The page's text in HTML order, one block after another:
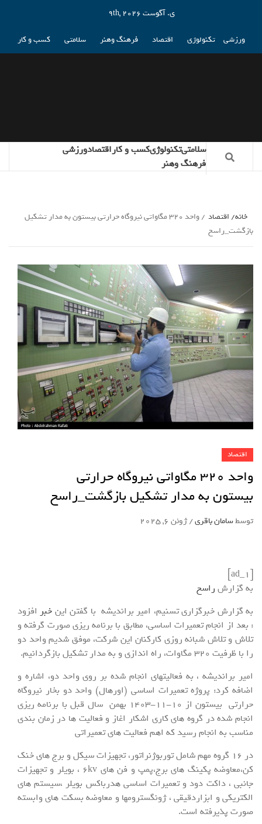
ی. آگوست 9th, 2026
ورزشی تکنولوژی اقتصاد فرهنگ وهنر سلامتی کسب و کار
سلامتیتکنولوژیکسب و کاراقتصادورزشی
فرهنگ وهنر
خانه اقتصاد
واحد 320 مگاواتی نیروگاه حرارتی بیستون به مدار تشکیل
بازگشت_راسخ
اقتصاد
واحد 320 مگاواتی نیروگاه حرارتی
بیستون به مدار تشکیل بازگشت_راسخ
توسطسامان باقری/ژوئن 6, 2025
[ad_1]
به گزارش راسخ
به گزارش خبرگزاری تسنیم، امیر براندیشه با گفتن این خبر افزود
: بعد از انجام تعمیرات اساسی، مطابق با برنامه ریزی صورت گرفته و
تلاش و تلاش شبانه روزی کارکنان این شرکت، موفق شدیم واحد دو
را با ظرفیت 320 مگاوات، راه اندازی و به مدار تشکیل بازگردانیم.
امیر براندیشه ، به فعالیتهای انجام شده بر روی واحد دو، اشاره و
اضافه کرد: پروژه تعمیرات اساسی (اورهال) واحد دو بخار نیروگاه
حرارتی بیستون از 10-11-1403 بهمن سال قبل با برنامه ریزی
انجام شده در گروه های کاری اشکار اغاز و فعالیت ها در زمان بندی
مناسب به انجام رسید که اهم فعالیت های تعمیراتی
در 16 گروه مهم شامل توربوژنراتور، تجهیزات سیکل و برج های خنک
کن،معاوضه پکینگ های برج،پمپ و فن های 6kv ، بویلر و تجهیزات
جانبی ، داکت دود و تعمیرات اساسی هدرباکس بویلر ،سیستم های
الکتریکی و ابزاردقیقی ، ژونگسترومها و معاوضه بسکت های وابسته
صورت پذیرفته است.